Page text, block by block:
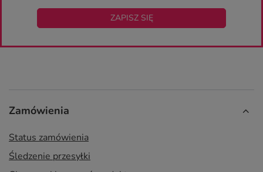
ZAPISZ SIĘ
Zamówienia
Status zamówienia
Śledzenie przesyłki